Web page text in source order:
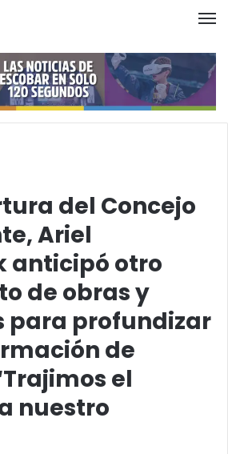
del Concejo
Ariel
anticipó otro
de obras y
para profundizar
de
el
nuestro